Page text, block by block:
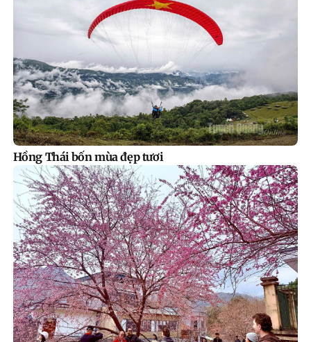
Hồng Thái bốn mùa đẹp tươi